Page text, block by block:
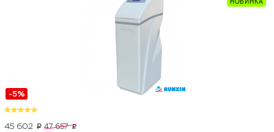
-5%
45 602 p 47 657 p